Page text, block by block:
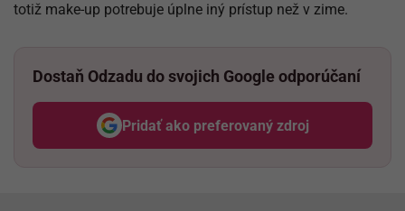
totiž make-up potrebuje úplne iný prístup než v zime.
Dostaň Odzadu do svojich Google odporúčaní
Pridať ako preferovaný zdroj
Odzadu, odkaz sa otvorí v